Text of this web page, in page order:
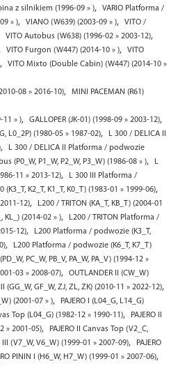
z silnikiem (1996-09 » ),
VARIO Platforma /
» ), VIANO (W639) (2003-09 » ),
VITO /
VITO Autobus (W638) (1996-02 » 2003-12),
VITO Furgon (W447) (2014-10 » ),
VITO
,
VITO Mixto (Double Cabin) (W447) (2014-10 »
08 » 2016-10),
MINI PACEMAN (R61)
11 » ), GALLOPER (JK-01) (1998-09 » 2003-12),
L0_2P) (1980-05 » 1987-02),
L 300 / DELICA II
,
L 300 / DELICA II Platforma / podwozie
(P0_W, P1_W, P2_W, P3_W) (1986-08 » ),
L
11 » 2013-12),
L 300 III Platforma /
(K3_T, K2_T, K1_T, K0_T) (1983-01 » 1999-06),
12),
L200 / TRITON (KA_T, KB_T) (2004-01
KL_) (2014-02 » ),
L200 / TRITON Platforma /
12),
L200 Platforma / podwozie (K3_T,
,
L200 Platforma / podwozie (K6_T, K7_T)
PC_W, PB_V, PA_W, PA_V) (1994-12 »
03 » 2008-07),
OUTLANDER II (CW_W)
(GG_W, GF_W, ZJ, ZL, ZK) (2010-11 » 2022-12),
(2001-07 » ),
PAJERO I (L04_G, L14_G)
Top (L04_G) (1982-12 » 1990-11),
PAJERO II
» 2001-05),
PAJERO II Canvas Top (V2_C,
III (V7_W, V6_W) (1999-01 » 2007-09),
PAJERO
PININ I (H6_W, H7_W) (1999-01 » 2007-06),